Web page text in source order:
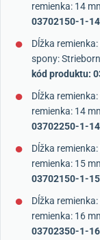
remienka: 14
03702150-1-14
Dĺžka
spony:
kód produktu:
Dĺžka
remienka: 14
03702250-1-14
Dĺžka
remienka: 15
03702150-1-15
Dĺžka
remienka: 16
03702350-1-16